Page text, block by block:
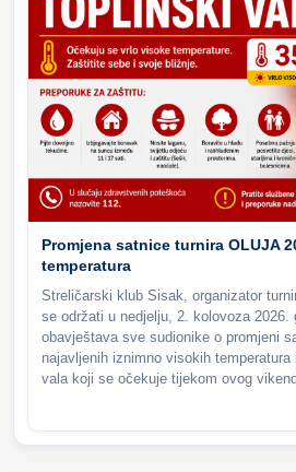
Promjena satnice turnira OLUJA
temperatura
Streličarski klub Sisak, organizator
se održati u nedjelju, 2. kolovoza 2026.
obavještava sve sudionike o promjeni
najavljenih iznimno visokih
vala koji se očekuje tijekom ovog